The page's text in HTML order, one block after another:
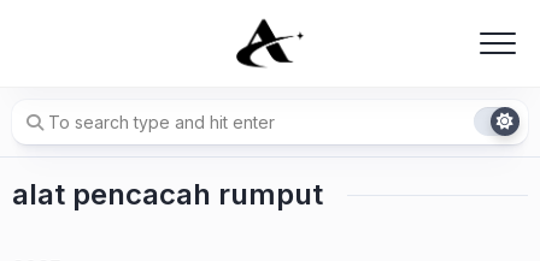
alat pencacah rumput